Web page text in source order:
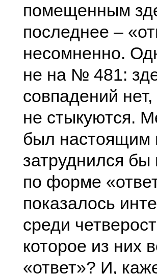
помещенным
последнее –
несомненно.
не на № 481:
совпадений
не стыкуются.
был настоящим
затруднился бы
по форме
показалось
среди
которое из них
«ответ»? И,